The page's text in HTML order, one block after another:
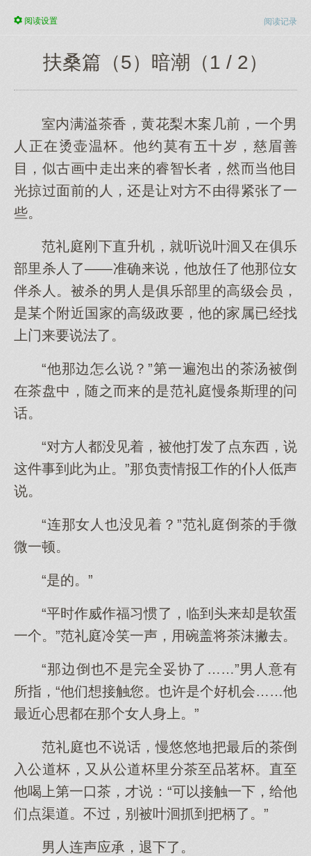
阅读记录
阅读设置
扶桑篇（5）暗潮（1 / 2）
室内满溢茶香，黄花梨木案几前，一个男
人正在烫壶温杯。他约莫有五十岁，慈眉善
目，似古画中走出来的睿智长者，然而当他目
光掠过面前的人，还是让对方不由得紧张了一
些。
范礼庭刚下直升机，就听说叶洄又在俱乐
部里杀人了——准确来说，他放任了他那位女
伴杀人。被杀的男人是俱乐部里的高级会员，
是某个附近国家的高级政要，他的家属已经找
上门来要说法了。
“他那边怎么说？”第一遍泡出的茶汤被倒
在茶盘中，随之而来的是范礼庭慢条斯理的问
话。
“对方人都没见着，被他打发了点东西，说
这件事到此为止。”那负责情报工作的仆人低声
说。
“连那女人也没见着？”范礼庭倒茶的手微
微一顿。
“是的。”
“平时作威作福习惯了，临到头来却是软蛋
一个。”范礼庭冷笑一声，用碗盖将茶沫撇去。
“那边倒也不是完全妥协了……”男人意有
所指，“他们想接触您。也许是个好机会……他
最近心思都在那个女人身上。”
范礼庭也不说话，慢悠悠地把最后的茶倒
入公道杯，又从公道杯里分茶至品茗杯。直至
他喝上第一口茶，才说：“可以接触一下，给他
们点渠道。不过，别被叶洄抓到把柄了。”
男人连声应承，退下了。